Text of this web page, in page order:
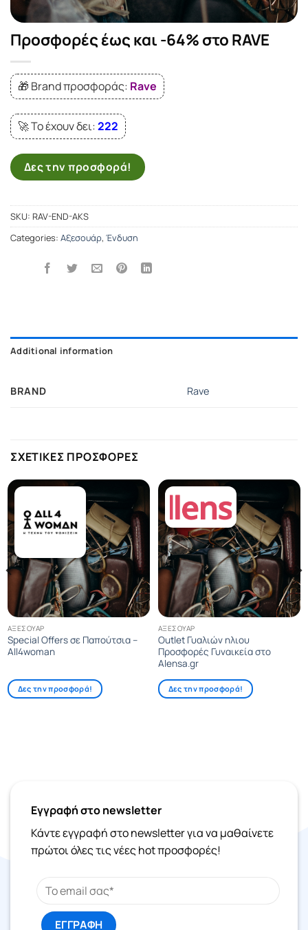
Προσφορές έως και -64% στο RAVE
🎁 Brand προσφοράς: Rave
🚀 Το έχουν δει:222
Δες την προσφορά!
SKU: RAV-END-AKS
Categories: Αξεσουάρ, Ένδυση
Additional information
BRAND Rave
ΣΧΕΤΙΚΕΣ ΠΡΟΣΦΟΡΕΣ
ΑΞΕΣΟΥΆΡ
Special Offers σε Παπούτσια –
All4woman
Δες την προσφορά!
ΑΞΕΣΟΥΆΡ
Outlet Γυαλιών ηλιου
Προσφορές Γυναικεία στο
Alensa.gr
Δες την προσφορά!
Εγγραφή στο newsletter
Κάντε εγγραφή στο newsletter για να μαθαίνετε
πρώτοι όλες τις νέες hot προσφορές!